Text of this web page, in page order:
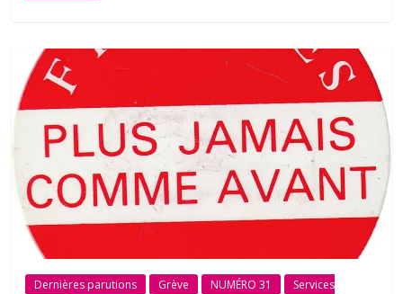
Dernières parutions Grève NUMÉRO 31
Services